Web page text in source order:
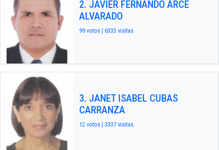
2. JAVIER FERNANDO ARCE
ALVARADO
99 votos | 6333 visitas
3. JANET ISABEL CUBAS
CARRANZA
12 votos | 3337 visitas